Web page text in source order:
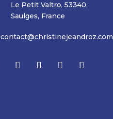
Le Petit Valtro, 53340,
Saulges, France
contact@christinejeandroz.com